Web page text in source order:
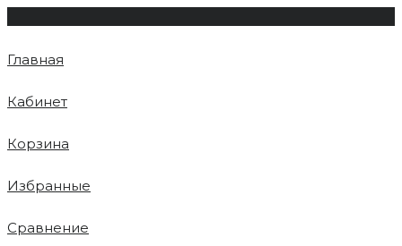
Главная
Кабинет
Корзина
Избранные
Сравнение